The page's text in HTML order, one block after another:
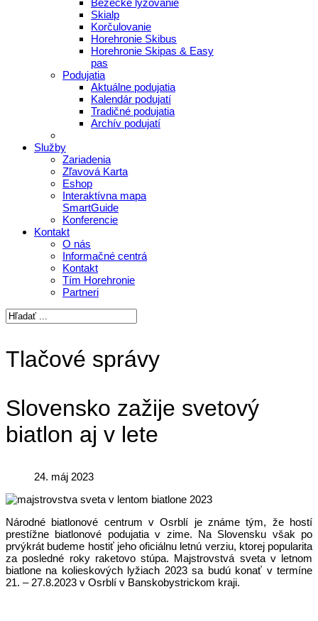
Bežecké lyžovanie
Skialp
Korčulovanie
Horehronie Skibus
Horehronie Skipas & Easy
pas
Podujatia
Aktuálne podujatia
Kalendár podujatí
Tradičné podujatia
Archív podujatí
Služby
Zariadenia
Zľavová Karta
Eshop
Interaktívna mapa
SmartGuide
Konferencie
Kontakt
O nás
Informačné centrá
Kontakt
Tím Horehronie
Partneri
Tlačové správy
Slovensko zažije svetový
biatlon aj v lete
24. máj 2023
Národné biatlonové centrum v Osrblí je známe tým, že hostí
prestížne biatlonové podujatia v zime. Na Slovensku však po
prvýkrát budeme hostiť jeho oficiálnu letnú verziu, ktorej popularita
za posledné roky raketovo stúpa. Majstrovstvá sveta v letnom
biatlone na kolieskových lyžiach 2023 sa budú konať v termíne
21. – 27.8.2023 v Osrblí v Banskobystrickom kraji.